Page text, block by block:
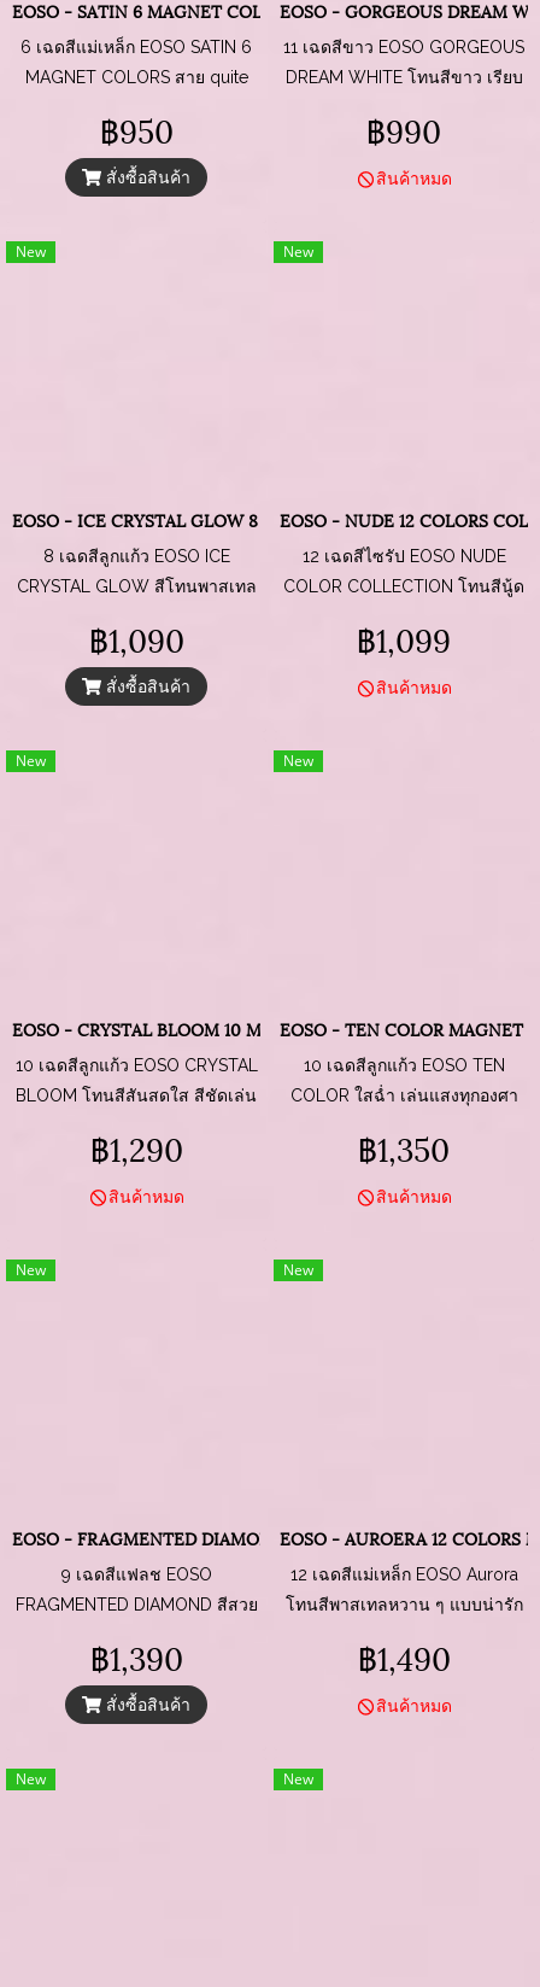
EOSO - SATIN 6 MAGNET COLORS
6 เฉดสีแม่เหล็ก EOSO SATIN 6
MAGNET COLORS สาย quite
สีผิวมือดูสว่าง
฿950
สั่งซื้อสินค้า
EOSO - GORGEOUS DREAM
11 เฉดสีขาว EOSO GORGEOUS
DREAM WHITE โทนสีขาว เรียบ
ทุกสไตล์
฿990
สินค้าหมด
New
EOSO - ICE CRYSTAL GLOW 8 MAGNET COLORS
8 เฉดสีลูกแก้ว EOSO ICE
CRYSTAL GLOW สีโทนพาสเทล
แสงเบา ๆ
฿1,090
สั่งซื้อสินค้า
New
EOSO - NUDE 12 COLORS
12 เฉดสีไซรัป EOSO NUDE
COLOR COLLECTION โทนสีนู้ด
฿1,099
สินค้าหมด
New
EOSO - CRYSTAL BLOOM 10 MAFNET COLORS
10 เฉดสีลูกแก้ว EOSO CRYSTAL
BLOOM โทนสีสันสดใส สีชัดเล่น
฿1,290
สินค้าหมด
New
EOSO - TEN COLOR MAGNET
10 เฉดสีลูกแก้ว EOSO TEN
COLOR ใสฉ่ำ เล่นแสงทุกองศา
฿1,350
สินค้าหมด
New
EOSO - FRAGMENTED DIAMOND 9 FLASH MAGNET COLORS
9 เฉดสีแฟลช EOSO
FRAGMENTED DIAMOND สีสวย
฿1,390
สั่งซื้อสินค้า
New
EOSO - AUROERA 12 COLORS
12 เฉดสีแม่เหล็ก EOSO Aurora
โทนสีพาสเทลหวาน ๆ แบบน่ารัก
฿1,490
สินค้าหมด
New New